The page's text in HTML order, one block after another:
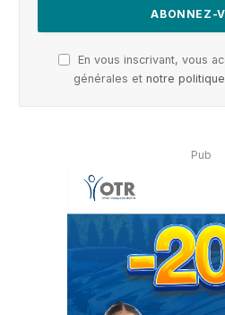
En vous inscrivant, vous
générales et notre
Pub